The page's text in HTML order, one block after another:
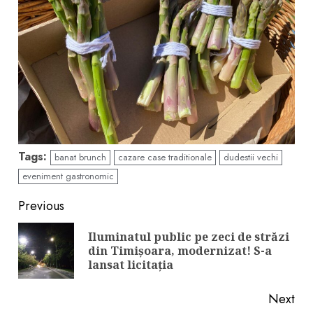
Tags: banat brunch cazare case traditionale
dudestii vechi
eveniment gastronomic
Continue
Reading
Previous
Iluminatul public pe zeci de străzi
din Timișoara, modernizat! S-a
lansat licitația
Next